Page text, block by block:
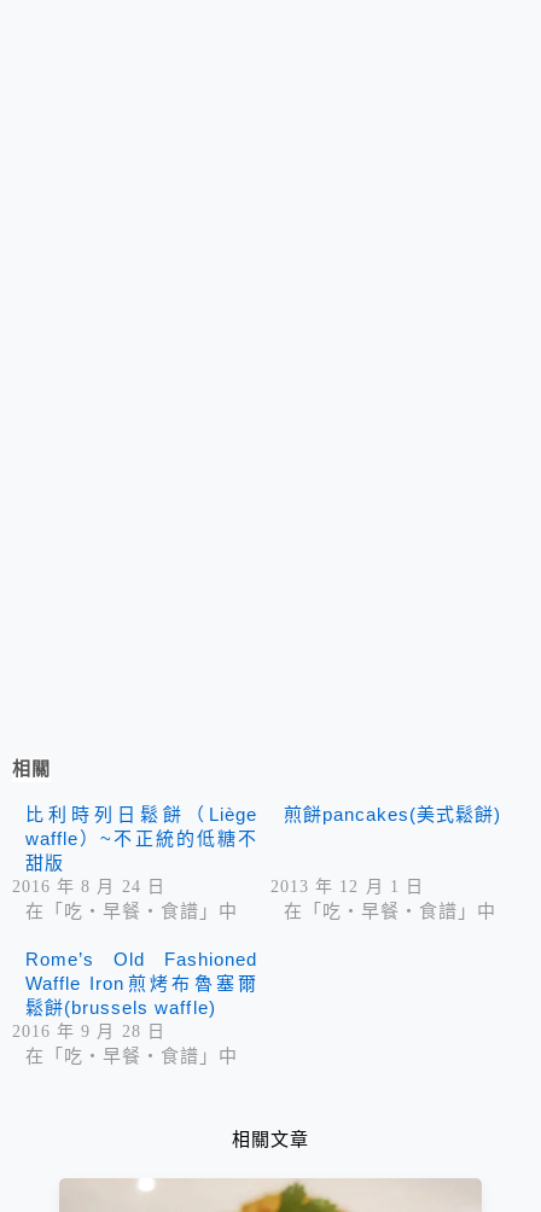
相關
比利時列日鬆餅（Liège
waffle）~不正統的低糖不
甜版
2016 年 8 月 24 日
在「吃‧早餐‧食譜」中
煎餅pancakes(美式鬆餅)
2013 年 12 月 1 日
在「吃‧早餐‧食譜」中
Rome’s Old Fashioned
Waffle Iron煎烤布魯塞爾
鬆餅(brussels waffle)
2016 年 9 月 28 日
在「吃‧早餐‧食譜」中
相關文章